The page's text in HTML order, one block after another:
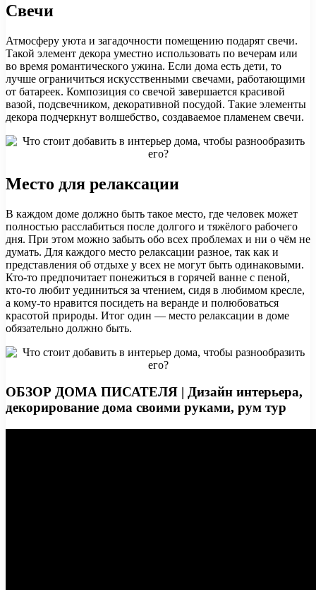
Свечи
Атмосферу уюта и загадочности помещению подарят свечи.
Такой элемент декора уместно использовать по вечерам или
во время романтического ужина. Если дома есть дети, то
лучше ограничиться искусственными свечами, работающими
от батареек. Композиция со свечой завершается красивой
вазой, подсвечником, декоративной посудой. Такие элементы
декора подчеркнут волшебство, создаваемое пламенем свечи.
Место для релаксации
В каждом доме должно быть такое место, где человек может
полностью расслабиться после долгого и тяжёлого рабочего
дня. При этом можно забыть обо всех проблемах и ни о чём не
думать. Для каждого место релаксации разное, так как и
представления об отдыхе у всех не могут быть одинаковыми.
Кто-то предпочитает понежиться в горячей ванне с пеной,
кто-то любит уединиться за чтением, сидя в любимом кресле,
а кому-то нравится посидеть на веранде и полюбоваться
красотой природы. Итог один — место релаксации в доме
обязательно должно быть.
ОБЗОР ДОМА ПИСАТЕЛЯ | Дизайн интерьера,
декорирование дома своими руками, рум тур